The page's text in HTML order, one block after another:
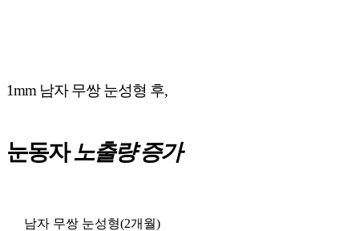
1mm 남자 무쌍 눈성형 후,
눈동자노출량 증가
남자 무쌍 눈성형(2개월)